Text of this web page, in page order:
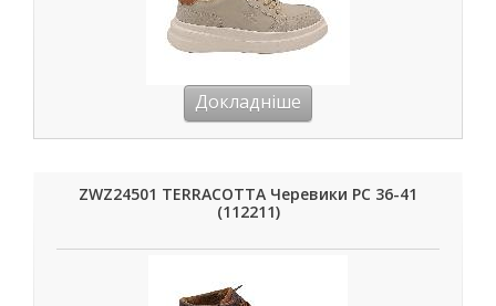
Докладніше
ZWZ24501 TERRACOTTA Черевики РС 36-41
(112211)